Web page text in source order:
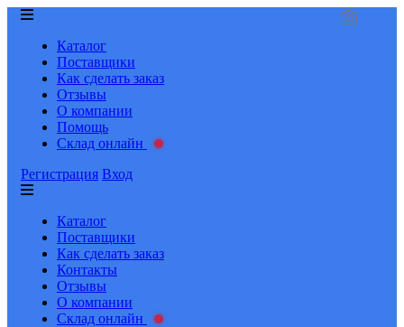
Каталог
Поставщики
Как сделать заказ
Отзывы
О компании
Помощь
Склад онлайн
Регистрация Вход
Каталог
Поставщики
Как сделать заказ
Контакты
Отзывы
О компании
Склад онлайн